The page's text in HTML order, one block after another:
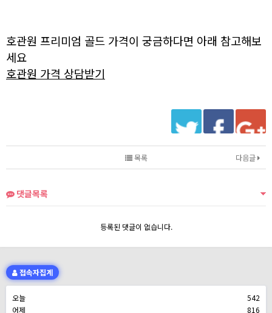
호관원 프리미엄 골드 가격이 궁금하다면 아래 참고해보
세요
호관원 가격 상담받기
다음글
목록
댓글목록
등록된 댓글이 없습니다.
접속자집계
오늘
542
어제
816